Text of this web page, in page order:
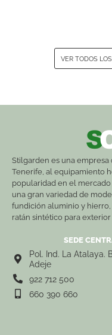
VER TODOS
Stilgarden es una empresa
Tenerife, al equipamiento
popularidad en el
una gran variedad de
fundición aluminio y
ratán sintético para
SEDE
Pol. Ind. La Atalaya.
Adeje
922 712 500
660 390 660